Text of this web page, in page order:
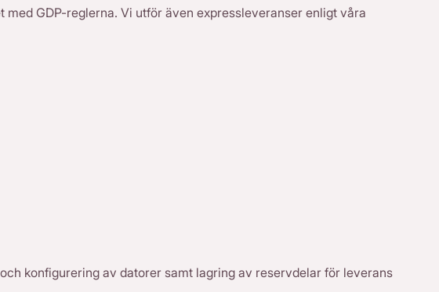
GDP-reglerna. Vi utför även expressleveranser enligt våra
konfigurering av datorer samt lagring av reservdelar för leverans